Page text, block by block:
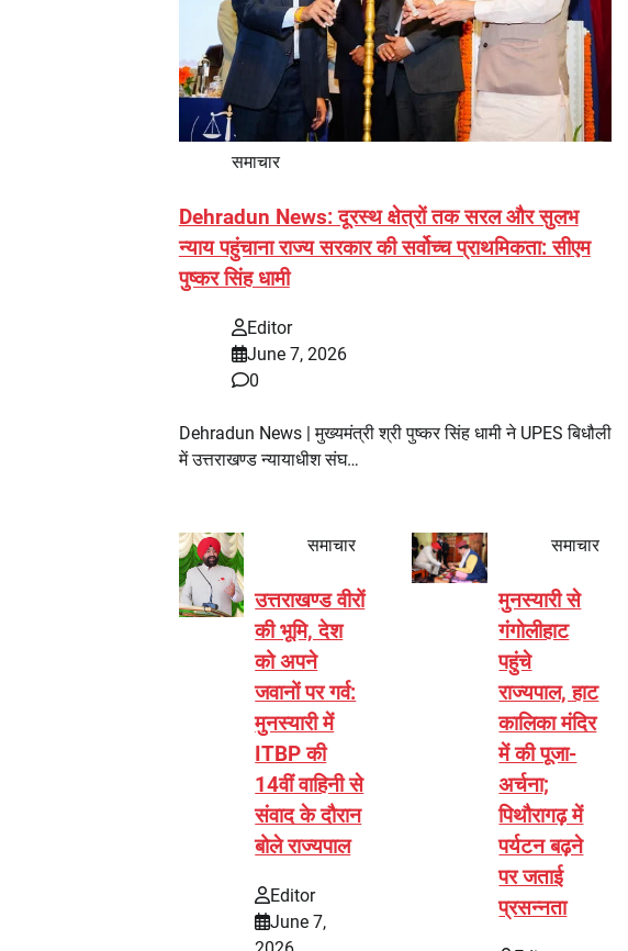
समाचार
Dehradun News: दूरस्थ क्षेत्रों तक सरल और सुलभ
न्याय पहुंचाना राज्य सरकार की सर्वोच्च प्राथमिकता: सीएम
पुष्कर सिंह धामी
Editor
June 7, 2026
0
Dehradun News | मुख्यमंत्री श्री पुष्कर सिंह धामी ने UPES बिधौली
में उत्तराखण्ड न्यायाधीश संघ…
समाचार
उत्तराखण्ड वीरों
की भूमि, देश
को अपने
जवानों पर गर्व:
मुनस्यारी में
ITBP की
14वीं वाहिनी से
संवाद के दौरान
बोले राज्यपाल
Editor
June 7,
समाचार
मुनस्यारी से
गंगोलीहाट
पहुंचे
राज्यपाल, हाट
कालिका मंदिर
में की पूजा-
अर्चना;
पिथौरागढ़ में
पर्यटन बढ़ने
पर जताई
प्रसन्नता